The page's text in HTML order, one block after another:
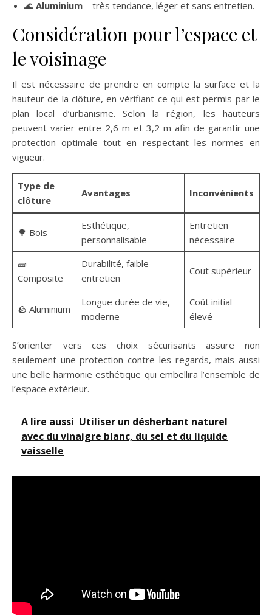
🌊 Aluminium – très tendance, léger et sans entretien.
Considération pour l’espace et
le voisinage
Il est nécessaire de prendre en compte la surface et la
hauteur de la clôture, en vérifiant ce qui est permis par le
plan local d’urbanisme. Selon la région, les hauteurs
peuvent varier entre 2,6 m et 3,2 m afin de garantir une
protection optimale tout en respectant les normes en
vigueur.
Type de
clôture
Avantages Inconvénients
🌳 Bois
Esthétique,
personnalisable
Entretien
nécessaire
🧱
Composite
Durabilité, faible
entretien
Cout supérieur
🪨 Aluminium
Longue durée de vie,
moderne
Coût initial
élevé
S’orienter vers ces choix sécurisants assure non
seulement une protection contre les regards, mais aussi
une belle harmonie esthétique qui embellira l’ensemble de
l’espace extérieur.
A lire aussi Utiliser un désherbant naturel
avec du vinaigre blanc, du sel et du liquide
vaisselle